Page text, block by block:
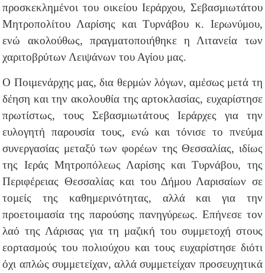
προσκεκλημένοι του οικείου Ιεράρχου, Σεβασμιωτάτου
Μητροπολίτου Λαρίσης και Τυρνάβου κ. Ιερωνύμου,
ενώ ακολούθως, πραγματοποιήθηκε η Λιτανεία των
χαριτοβρύτων Λειψάνων του Αγίου μας.
Ο Ποιμενάρχης μας, δια θερμών λόγων, αμέσως μετά τη
δέηση και την ακολουθία της αρτοκλασίας, ευχαρίστησε
πρωτίστως, τους Σεβασμιωτάτους Ιεράρχες για την
ευλογητή παρουσία τους, ενώ και τόνισε το πνεύμα
συνεργασίας μεταξύ των φορέων της Θεσσαλίας, ιδίως
της Ιεράς Μητροπόλεως Λαρίσης και Τυρνάβου, της
Περιφέρειας Θεσσαλίας και του Δήμου Λαρισαίων σε
τομείς της καθημερινότητας, αλλά και για την
προετοιμασία της παρούσης πανηγύρεως. Επήνεσε τον
λαό της Λάρισας για τη μαζική του συμμετοχή στους
εορτασμούς του πολιούχου και τους ευχαρίστησε διότι
όχι απλώς συμμετείχαν, αλλά συμμετείχαν προσευχητικά